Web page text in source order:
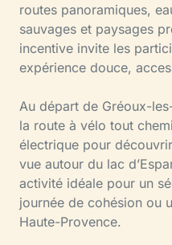
routes panoramiques,
sauvages et paysages
incentive invite les
expérience douce,
Au départ de Gréoux-
la route à vélo tout
électrique pour
vue autour du lac
activité idéale pour un
journée de cohésion ou
Haute-Provence.